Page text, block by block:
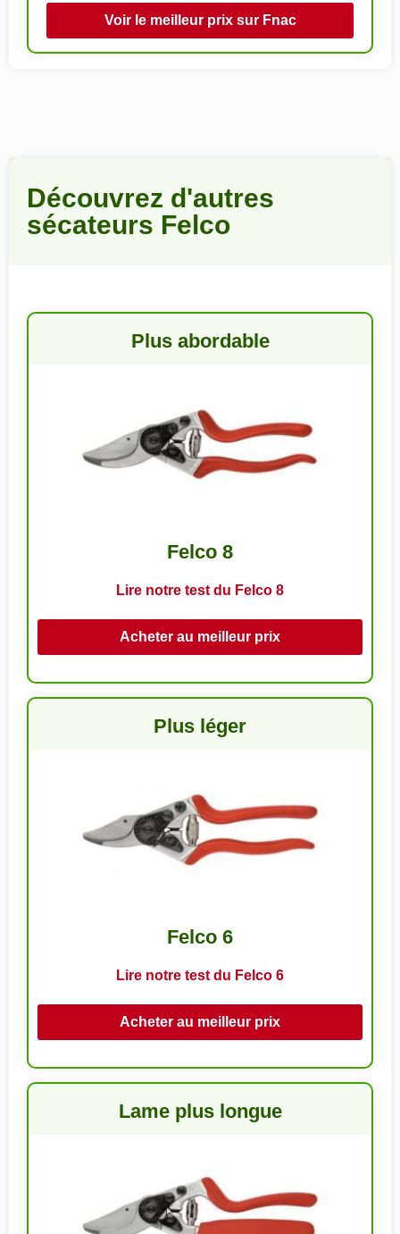
Voir le meilleur prix sur Fnac
Découvrez d'autres
sécateurs Felco
Plus abordable
Felco 8
Lire notre test du Felco 8
Acheter au meilleur prix
Plus léger
Felco 6
Lire notre test du Felco 6
Acheter au meilleur prix
Lame plus longue